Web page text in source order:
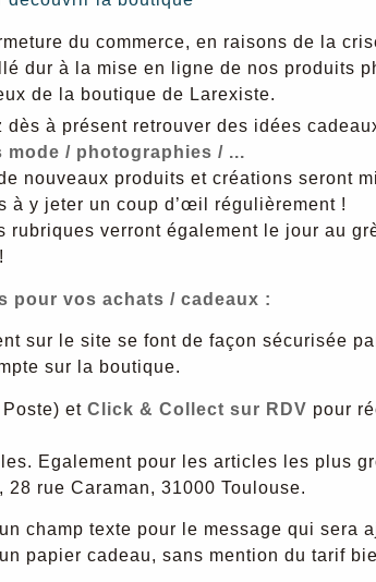
du commerce, en raisons de la
dur à la mise en ligne de nos produits
de la boutique de Larexiste.
dès à présent retrouver des idées
mode / photographies / ...
nouveaux produits et créations seront
à y jeter un coup d’œil régulièrement !
rubriques verront également le jour au
pour vos achats / cadeaux :
sur le site se font de façon sécurisée
sur la boutique.
Poste) etClick & Collect sur RDV pour
Egalement pour les articles les plus
rue Caraman, 31000 Toulouse.
champ texte pour le message qui sera
papier cadeau, sans mention du tarif